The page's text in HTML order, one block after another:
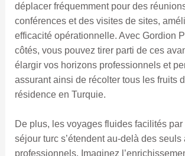
déplacer fréquemment pour des
conférences et des visites de sites,
efficacité opérationnelle. Avec Gordion
côtés, vous pouvez tirer parti de ces
élargir vos horizons professionnels et
assurant ainsi de récolter tous les fruits
résidence en Turquie.
De plus, les voyages fluides facilités
séjour turc s’étendent au-delà des seuls
professionnels. Imaginez